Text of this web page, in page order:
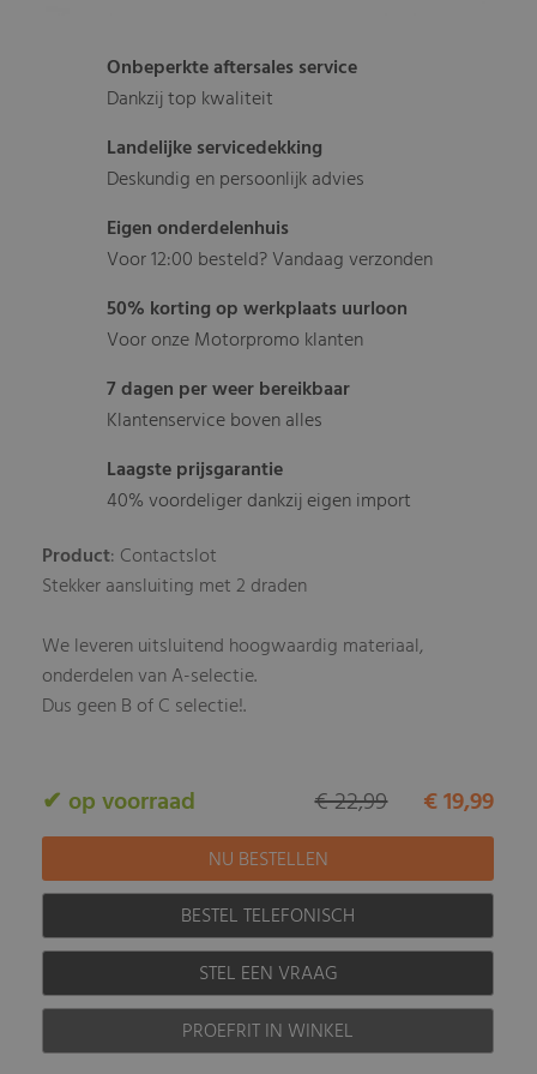
Onbeperkte aftersales service
Dankzij top kwaliteit
Landelijke servicedekking
Deskundig en persoonlijk advies
Eigen onderdelenhuis
Voor 12:00 besteld? Vandaag verzonden
50% korting op werkplaats uurloon
Voor onze Motorpromo klanten
7 dagen per weer bereikbaar
Klantenservice boven alles
Laagste prijsgarantie
40% voordeliger dankzij eigen import
Product: Contactslot
Stekker aansluiting met 2 draden
We leveren uitsluitend hoogwaardig materiaal,
onderdelen van A-selectie.
Dus geen B of C selectie!.
✔ op voorraad € 19,99
€ 22,99
BESTEL TELEFONISCH
STEL EEN VRAAG
PROEFRIT IN WINKEL